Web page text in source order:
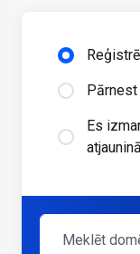
Es